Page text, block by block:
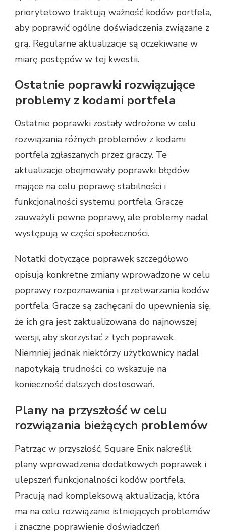
priorytetowo traktują ważność kodów portfela,
aby poprawić ogólne doświadczenia związane z
grą. Regularne aktualizacje są oczekiwane w
miarę postępów w tej kwestii.
Ostatnie poprawki rozwiązujące
problemy z kodami portfela
Ostatnie poprawki zostały wdrożone w celu
rozwiązania różnych problemów z kodami
portfela zgłaszanych przez graczy. Te
aktualizacje obejmowały poprawki błędów
mające na celu poprawę stabilności i
funkcjonalności systemu portfela. Gracze
zauważyli pewne poprawy, ale problemy nadal
występują w części społeczności.
Notatki dotyczące poprawek szczegółowo
opisują konkretne zmiany wprowadzone w celu
poprawy rozpoznawania i przetwarzania kodów
portfela. Gracze są zachęcani do upewnienia się,
że ich gra jest zaktualizowana do najnowszej
wersji, aby skorzystać z tych poprawek.
Niemniej jednak niektórzy użytkownicy nadal
napotykają trudności, co wskazuje na
konieczność dalszych dostosowań.
Plany na przyszłość w celu
rozwiązania bieżących problemów
Patrząc w przyszłość, Square Enix nakreślił
plany wprowadzenia dodatkowych poprawek i
ulepszeń funkcjonalności kodów portfela.
Pracują nad kompleksową aktualizacją, która
ma na celu rozwiązanie istniejących problemów
i znaczne poprawienie doświadczeń